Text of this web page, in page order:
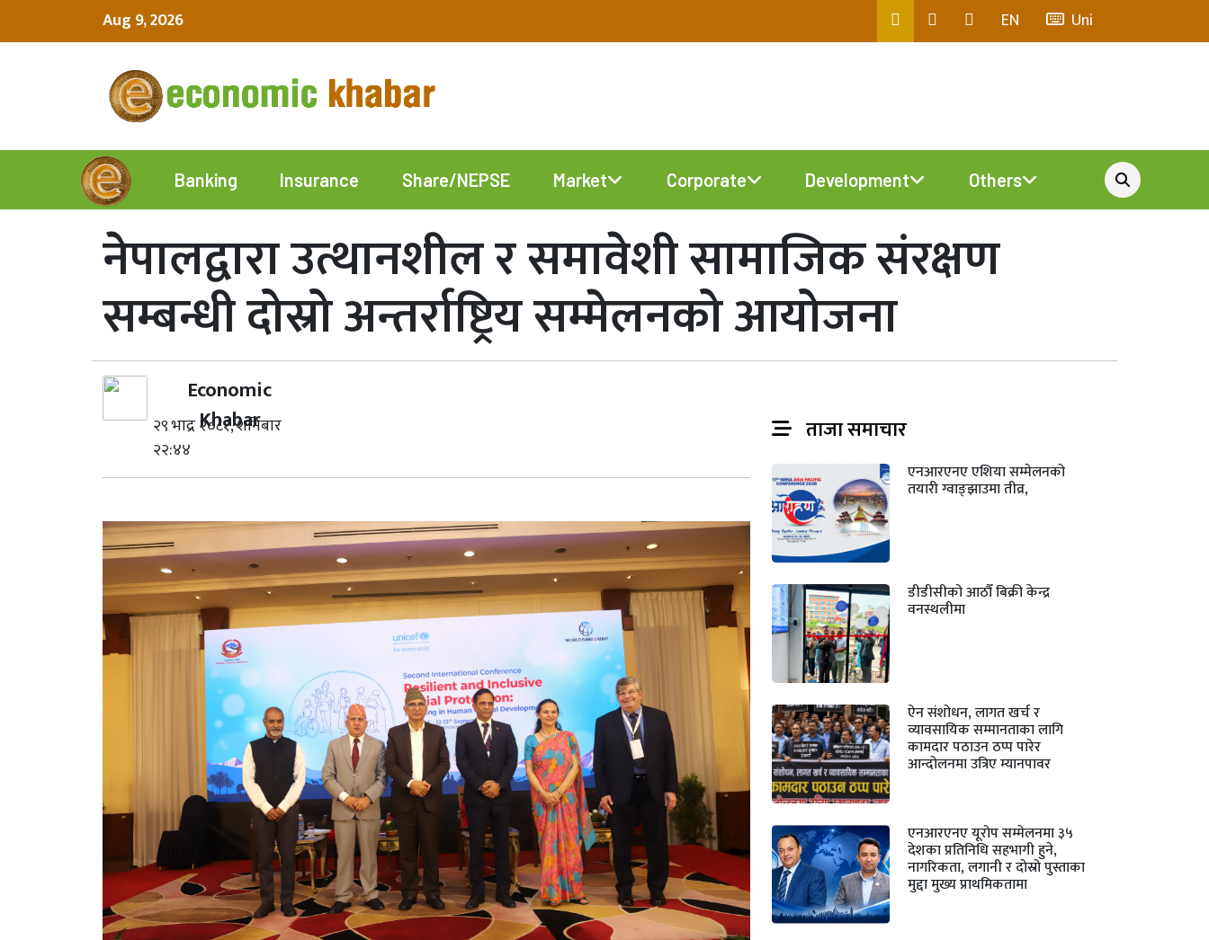
Aug 9, 2026 EN Uni
Banking Insurance Share/NEPSE Market Corporate Development Others
नेपालद्वारा उत्थानशील र समावेशी सामाजिक संरक्षण
सम्बन्धी दोस्रो अन्तर्राष्ट्रिय सम्मेलनको आयोजना
Economic
Khabar
२९ भाद्र २०८१, शनिबार
२२:४४
ताजा समाचार
एनआरएनए एशिया सम्मेलनको
तयारी ग्वाङ्झाउमा तीव्र,
डीडीसीको आठौँ बिक्री केन्द्र
वनस्थलीमा
ऐन संशोधन, लागत खर्च र
व्यावसायिक सम्मानताका लागि
कामदार पठाउन ठप्प पारेर
आन्दोलनमा उत्रिए म्यानपावर
एनआरएनए यूरोप सम्मेलनमा ३५
देशका प्रतिनिधि सहभागी हुने,
नागरिकता, लगानी र दोस्रो पुस्ताका
मुद्दा मुख्य प्राथमिकतामा